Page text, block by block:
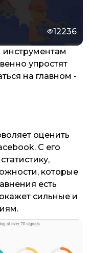
12236
инструментам
упростят
на главном -
оценить
С его
которые
есть
сильные и